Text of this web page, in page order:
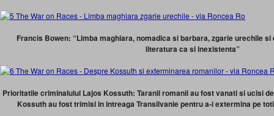
Francis Bowen: “Limba maghiara, nomadica si barbara, zgarie urechile
literatura ca si inexistenta”
Prioritatile criminalului Lajos Kossuth: Taranii romanii au fost vanati si ucisi
Kossuth au fost trimisi in intreaga Transilvanie pentru a-i extermina pe